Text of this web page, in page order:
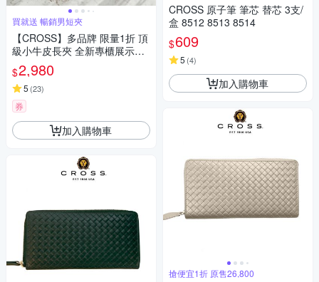
買就送 暢銷男短夾
【CROSS】多品牌 限量1折 頂
級小牛皮長夾 全新專櫃展示品
(買就送暢銷男短夾）
$2,980
5 (23)
券
加入購物車
CROSS 原子筆 筆芯 替芯 3支/
盒 8512 8513 8514
$609
5 (4)
加入購物車
搶便宜1折 原售26,800